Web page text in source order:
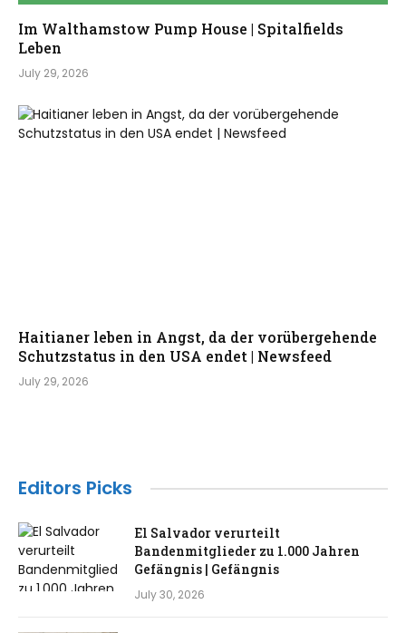
Im Walthamstow Pump House | Spitalfields
Leben
July 29, 2026
Haitianer leben in Angst, da der vorübergehende
Schutzstatus in den USA endet | Newsfeed
July 29, 2026
Editors Picks
El Salvador verurteilt
Bandenmitglieder zu 1.000 Jahren
Gefängnis | Gefängnis
July 30, 2026